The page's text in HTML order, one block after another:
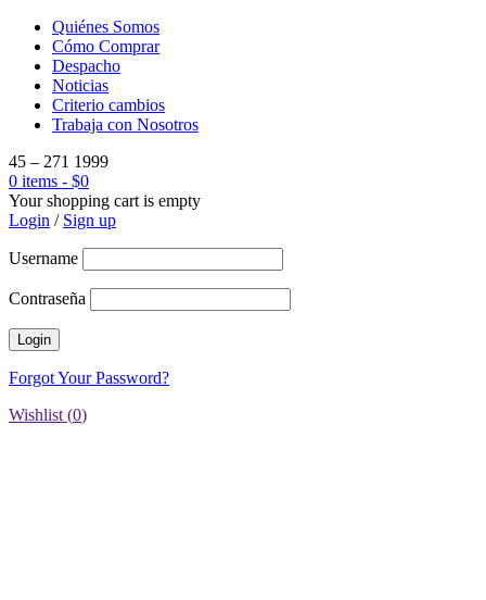
Quiénes Somos
Cómo Comprar
Despacho
Noticias
Criterio cambios
Trabaja con Nosotros
45 – 271 1999
0 items - $0
Your shopping cart is empty
Login / Sign up
Username
Contraseña
Forgot Your Password?
Wishlist (0)